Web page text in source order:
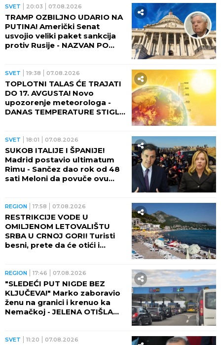
SVET 20:03 07.08.2026
TRAMP OZBILJNO UDARIO NA
PUTINA! Američki Senat
usvojio veliki paket sankcija
protiv Rusije - NAZVAN PO
SVET 19:38 07.08.2026
TOPLOTNI TALAS ĆE TRAJATI
DO 17. AVGUSTA! Novo
upozorenje meteorologa -
DANAS TEMPERATURE STIGLE
SVET 18:01 07.08.2026
SUKOB ITALIJE I ŠPANIJE!
Madrid postavio ultimatum
Rimu - Sančez dao rok od 48
sati Meloni da povuče ovu
REGION 17:58 07.08.2026
RESTRIKCIJE VODE U
OMILJENOM LETOVALIŠTU
SRBA U CRNOJ GORI! Turisti
besni, prete da će otići i
REGION 17:46 07.08.2026
"SLEDEĆI PUT NIGDE BEZ
KLJUČEVA!" Marko zaboravio
ženu na granici i krenuo ka
Nemačkoj - JELENA OTIŠLA
SVET 11:20 07.08.2026